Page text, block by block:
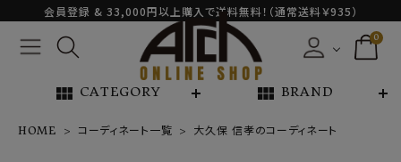
会員登録 & 33,000円以上購入で送料無料！（通常送料￥935）
0
view_module CATEGORY view_module BRAND
HOME コーディネート一覧 大久保 信孝のコーディネート